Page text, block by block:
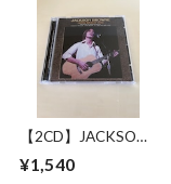
【2CD】JACKSON
BROWNE / LONG
BEACH 1978 MIKE
¥1,540